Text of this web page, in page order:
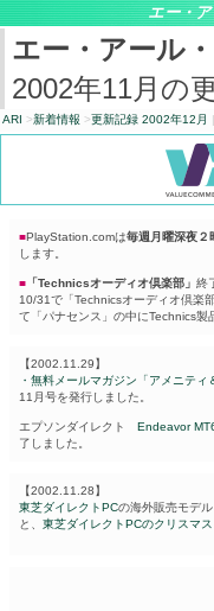
エー・
エー・アール
2002年11月の
ARI >新着情報 >更新記録 2002年12月
■PlayStation.comは毎週月曜深夜２
します。
■ 「Technicsオーディオ倶楽部」 終
10/31で「Technicsオーディオ倶楽
て「パナセンス」の中にTechnics製
【2002.11.29】
・無料メールマガジン「アメニテ
11月号を発行しました。
エプソンダイレクト Endeavor
了しました。
【2002.11.28】
東芝ダイレクトPCの海外販売モデ
と、 東芝ダイレクトPCのクリスマ